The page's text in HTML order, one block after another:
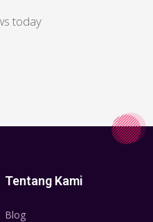
today
Tentang Kami
Blog